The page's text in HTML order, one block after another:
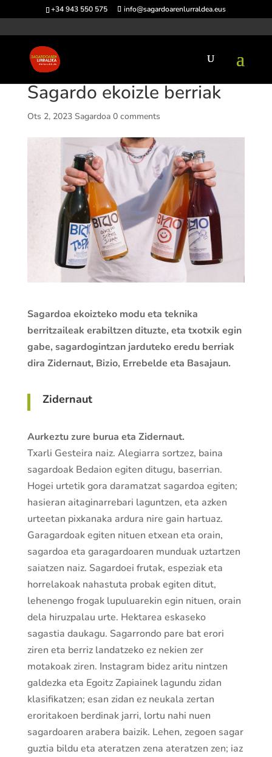
+34 943 550 575 info@sagardoarenlurraldea.eus
Sagardo ekoizle berriak
Ots 2, 2023 Sagardoa 0 comments
Sagardoa ekoizteko modu eta teknika
berritzaileak erabiltzen dituzte, eta txotxik egin
gabe, sagardogintzan jarduteko eredu berriak
dira Zidernaut, Bizio, Errebelde eta Basajaun.
Zidernaut
Aurkeztu zure burua eta Zidernaut.
Txarli Gesteira naiz. Alegiarra sortzez, baina
sagardoak Bedaion egiten ditugu, baserrian.
Hogei urtetik gora daramatzat sagardoa egiten;
hasieran aitaginarrebari laguntzen, eta azken
urteetan pixkanaka ardura nire gain hartuaz.
Garagardoak egiten nituen etxean eta orain,
sagardoa eta garagardoaren munduak uztartzen
saiatzen naiz. Sagardoei frutak, espeziak eta
horrelakoak nahastuta probak egiten ditut,
lehenengo frogak lupuluarekin egin nituen, orain
dela hiruzpalau urte. Hektarea eskaseko
sagastia daukagu. Sagarrondo pare bat erori
ziren eta berriz landatzeko ez nekien zer
motakoak ziren. Instagram bidez aritu nintzen
galdezka eta Egoitz Zapiainek lagundu zidan
klasifikatzen; esan zidan ez neukala zertan
eroritakoen berdinak jarri, lortu nahi nuen
sagardoaren arabera baizik. Lehen, zegoen sagar
guztia bildu eta ateratzen zena ateratzen zen; iaz